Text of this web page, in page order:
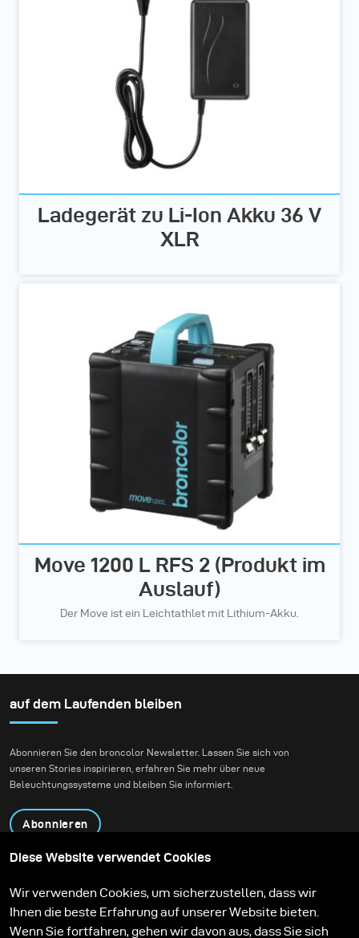
Ladegerät zu Li-Ion Akku 36 V
XLR
Move 1200 L RFS 2 (Produkt im
Auslauf)
Der Move ist ein Leichtathlet mit Lithium-Akku.
auf dem Laufenden bleiben
Abonnieren Sie den broncolor Newsletter. Lassen Sie sich von
unseren Stories inspirieren, erfahren Sie mehr über neue
Beleuchtungssysteme und bleiben Sie informiert.
Abonnieren
Kontakt
Technologien
Contribute to our blog
Lernen
Support
Karriere
Diese Website verwendet Cookies
Wir verwenden Cookies, um sicherzustellen, dass wir
Ihnen die beste Erfahrung auf unserer Website bieten.
Wenn Sie fortfahren, gehen wir davon aus, dass Sie sich